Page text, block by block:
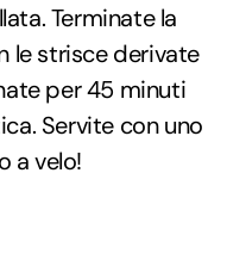
Terminate la
le strisce derivate
per 45 minuti
Servite con uno
a velo!